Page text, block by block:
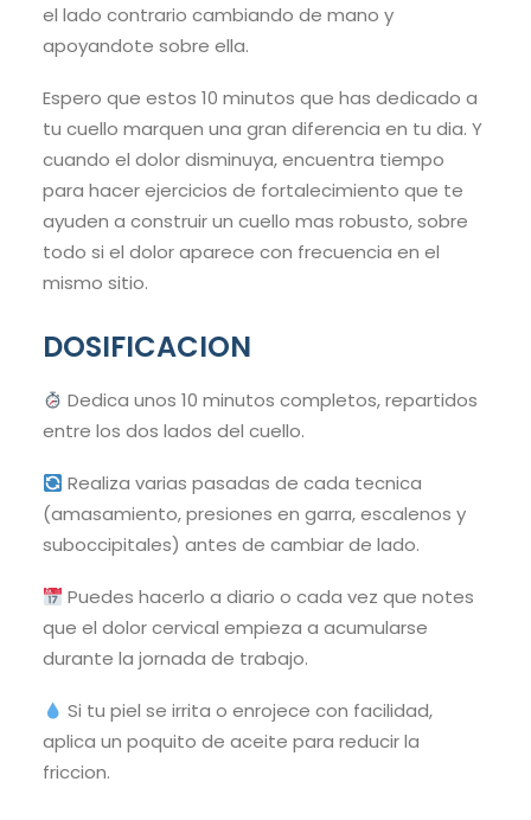
el lado contrario cambiando de mano y
apoyandote sobre ella.
Espero que estos 10 minutos que has dedicado a
tu cuello marquen una gran diferencia en tu dia. Y
cuando el dolor disminuya, encuentra tiempo
para hacer ejercicios de fortalecimiento que te
ayuden a construir un cuello mas robusto, sobre
todo si el dolor aparece con frecuencia en el
mismo sitio.
DOSIFICACION
Dedica unos 10 minutos completos, repartidos
entre los dos lados del cuello.
Realiza varias pasadas de cada tecnica
(amasamiento, presiones en garra, escalenos y
suboccipitales) antes de cambiar de lado.
Puedes hacerlo a diario o cada vez que notes
que el dolor cervical empieza a acumularse
durante la jornada de trabajo.
Si tu piel se irrita o enrojece con facilidad,
aplica un poquito de aceite para reducir la
friccion.